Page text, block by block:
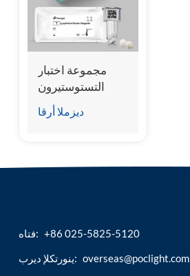
مجموعة اختبار
التستوستيرون
(المقايسة المناعية
للتألق الكيميائي)
ديزملا أرقا
فتاه: +86 025-5825-5120
ينورتكلإ ديرب: overseas@poclight.com